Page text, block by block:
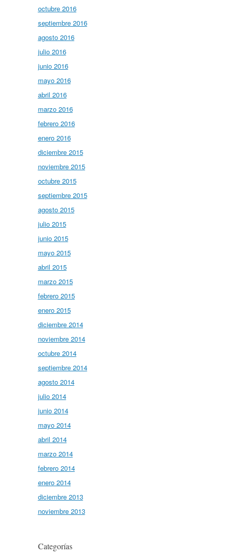
octubre 2016
septiembre 2016
agosto 2016
julio 2016
junio 2016
mayo 2016
abril 2016
marzo 2016
febrero 2016
enero 2016
diciembre 2015
noviembre 2015
octubre 2015
septiembre 2015
agosto 2015
julio 2015
junio 2015
mayo 2015
abril 2015
marzo 2015
febrero 2015
enero 2015
diciembre 2014
noviembre 2014
octubre 2014
septiembre 2014
agosto 2014
julio 2014
junio 2014
mayo 2014
abril 2014
marzo 2014
febrero 2014
enero 2014
diciembre 2013
noviembre 2013
Categorías